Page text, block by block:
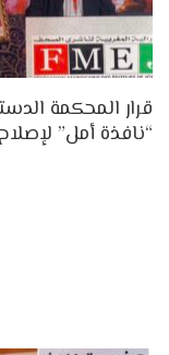
قرار المحكمة
“نافذة أمل”